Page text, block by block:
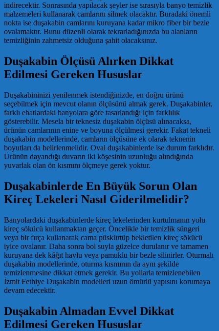
indirecektir. Sonrasında yapılacak şeyler ise sırasıyla banyo temizlik
malzemeleri kullanarak camlarını silmek olacaktır. Buradaki önemli
nokta ise duşakabin camlarını kuruyana kadar mikro fiber bir bezle
ovalamaktır. Bunu düzenli olarak tekrarladığınızda bu alanların
temizliğinin zahmetsiz olduğuna şahit olacaksınız.
Duşakabin Ölçüsü Alırken Dikkat
Edilmesi Gereken Hususlar
Duşakabininizi yenilenmek istendiğinizde, en doğru ürünü
seçebilmek için mevcut olanın ölçüsünü almak gerek. Duşakabinler,
farklı ebatlardaki banyolara göre tasarlandığı için farklılık
gösterebilir. Mesela bir teknesiz duşakabin ölçüsü alınacaksa,
ürünün camlarının enine ve boyuna ölçülmesi gerekir. Fakat tekneli
duşakabin modellerinde, camların ölçüsüne ek olarak teknenin
boyutları da belirlenmelidir. Oval duşakabinlerde ise durum farklıdır.
Ürünün dayandığı duvarın iki köşesinin uzunluğu alındığında
yuvarlak olan ön kısmını ölçmeye gerek yoktur.
Duşakabinlerde En Büyük Sorun Olan
Kireç Lekeleri Nasıl Giderilmelidir?
Banyolardaki duşakabinlerde kireç lekelerinden kurtulmanın yolu
kireç sökücü kullanmaktan geçer. Öncelikle bir temizlik süngeri
veya bir fırça kullanarak cama püskürtüp bekletilen kireç sökücü
iyice ovalanır. Daha sonra bol suyla güzelce durulanır ve tamamen
kuruyana dek kâğıt havlu veya pamuklu bir bezle silinirler. Oturmalı
duşakabin modellerinde, oturma kısmının da aynı şekilde
temizlenmesine dikkat etmek gerekir. Bu yollarla temizlenebilen
İzmit Fethiye Duşakabin modelleri uzun ömürlü yapısını korumaya
devam edecektir.
Duşakabin Almadan Evvel Dikkat
Edilmesi Gereken Hususlar